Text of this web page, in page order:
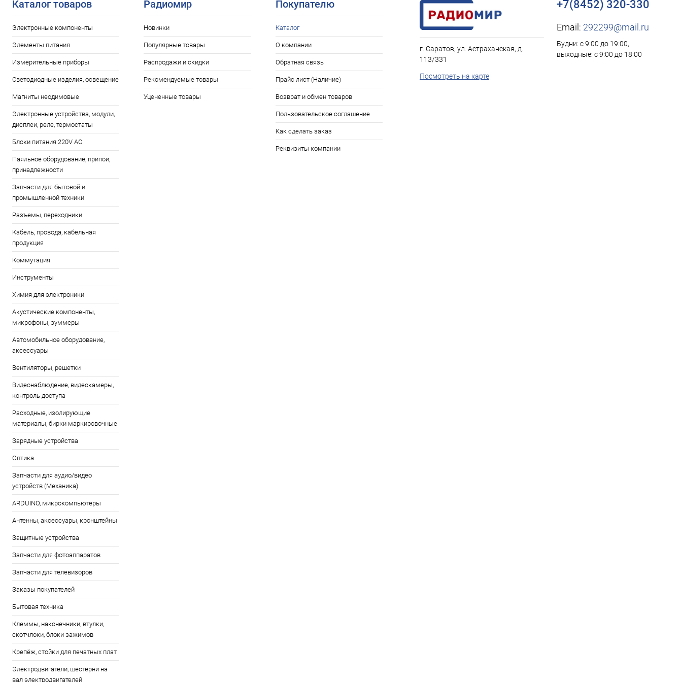
Каталог товаров
Электронные компоненты
Элементы питания
Измерительные приборы
Светодиодные изделия, освещение
Магниты неодимовые
Электронные устройства, модули,
дисплеи, реле, термостаты
Блоки питания 220V AC
Паяльное оборудование, припои,
принадлежности
Запчасти для бытовой и
промышленной техники
Разъемы, переходники
Кабель, провода, кабельная
продукция
Коммутация
Инструменты
Химия для электроники
Акустические компоненты,
микрофоны, зуммеры
Автомобильное оборудование,
аксессуары
Вентиляторы, решетки
Видеонаблюдение, видеокамеры,
контроль доступа
Расходные, изолирующие
материалы, бирки маркировочные
Зарядные устройства
Оптика
Запчасти для аудио/видео
устройств (Механика)
ARDUINO, микрокомпьютеры
Антенны, аксессуары, кронштейны
Защитные устройства
Запчасти для фотоаппаратов
Запчасти для телевизоров
Заказы покупателей
Бытовая техника
Клеммы, наконечники, втулки,
скотчлоки, блоки зажимов
Крепёж, стойки для печатных плат
Электродвигатели, шестерни на
вал электродвигателей
Радиомир
Новинки
Популярные товары
Распродажи и скидки
Рекомендуемые товары
Уцененные товары
Покупателю
Каталог
О компании
Обратная связь
Прайс лист (Наличие)
Возврат и обмен товаров
Пользовательское соглашение
Как сделать заказ
Реквизиты компании
г. Саратов, ул. Астраханская, д.
113/331
Посмотреть на карте
+7(8452) 320-330
Email: 292299@mail.ru
Будни: с 9:00 до 19:00,
выходные: с 9:00 до 18:00